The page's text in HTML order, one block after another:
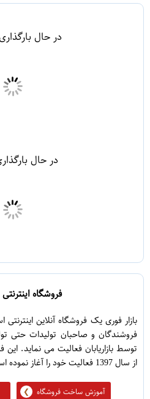
در حال
در حال
فروشگاه
بازار فوری یک فروشگاه آنلاین
فروشندگان و صاحبان تولیدات حتی
توسط بازاریابان فعالیت می نماید. این
از سال 1397 فعالیت خود را آغاز نموده است.
آموزش ساخت فروشگاه